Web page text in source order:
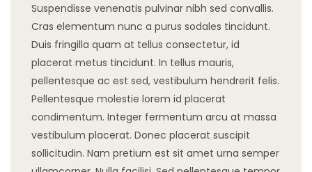
Suspendisse venenatis pulvinar nibh sed convallis.
Cras elementum nunc a purus sodales tincidunt.
Duis fringilla quam at tellus consectetur, id
placerat metus tincidunt. In tellus mauris,
pellentesque ac est sed, vestibulum hendrerit felis.
Pellentesque molestie lorem id placerat
condimentum. Integer fermentum arcu at massa
vestibulum placerat. Donec placerat suscipit
sollicitudin. Nam pretium est sit amet urna semper